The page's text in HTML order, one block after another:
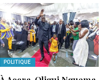
POLITIQUE